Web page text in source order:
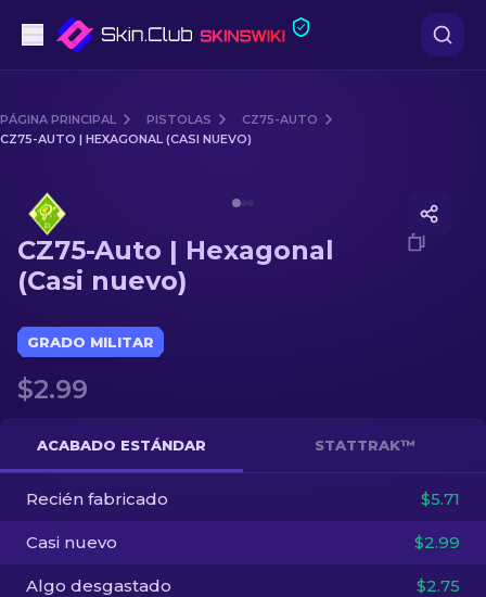
Gama media
Fusiles de Francotirador
Guantes
Otro
ES
PÁGINA PRINCIPAL PISTOLAS
CZ75-AUTO
CZ75-AUTO | HEXAGONAL (CASI NUEVO)
CZ75-Auto | Hexagonal
(Casi nuevo)
GRADO MILITAR
$2.99
ACABADO ESTÁNDAR STATTRAK™
Recién fabricado $5.71
Casi nuevo $2.99
Algo desgastado $2.75